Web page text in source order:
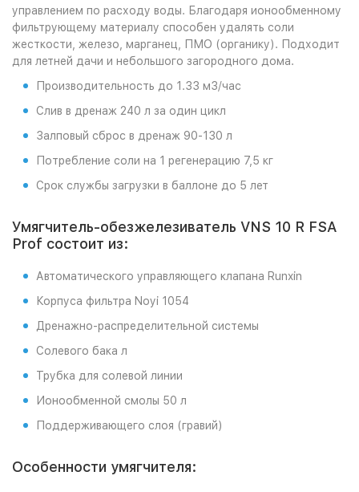
управлением по расходу воды. Благодаря ионообменному
фильтрующему материалу способен удалять соли
жесткости, железо, марганец, ПМО (органику). Подходит
для летней дачи и небольшого загородного дома.
Производительность до 1.33 м3/час
Слив в дренаж 240 л за один цикл
Залповый сброс в дренаж 90-130 л
Потребление соли на 1 регенерацию 7,5 кг
Срок службы загрузки в баллоне до 5 лет
Умягчитель-обезжелезиватель VNS 10 R FSA
Prof состоит из:
Автоматического управляющего клапана Runxin
Корпуса фильтра Noyi 1054
Дренажно-распределительной системы
Солевого бака л
Трубка для солевой линии
Ионообменной смолы 50 л
Поддерживающего слоя (гравий)
Особенности умягчителя: